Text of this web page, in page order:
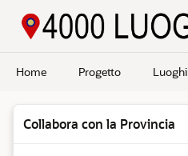
Home Progetto Luoghi
Collabora con la Provincia